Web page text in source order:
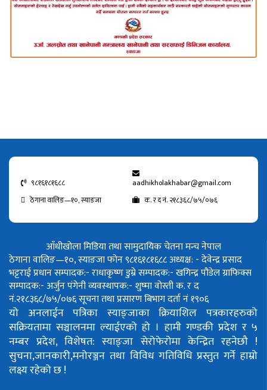
९८१६१८१६८८
aadhikholakhabar@gmail.com
ठेगाना वालिङ—१०, स्याङजा
क. र द नं. २१८३६८/७५/०७६
आँधीखोला मिडिया तथा सामुदायिक चेतना मन्च नेपाल
ठेगाना वालिङ—१०, स्याङजा फोन ९८१६१८१६८८अध्यक्ष: - देवेन्द्र प्रसाद
भट्टराईप्रधान सम्पादक:- राधाकृष्ण डुम्रेसम्पादक:- खगिन्द्र पौडेलग्राफिक्स
सम्पादक:- अर्जुन पंगेनीव्यवस्थापक:- शुष्मा वोस्तीक. र द
नं.२१८३६८/७५/०७६सूचना तथा प्रसारण बिभाग दर्ता नं १९०६
यो अनलाईन पत्रिका स्याङ्जाका क्रियाशिल पत्रकारहरुको
सक्रियतामा सञ्चालनमा ल्याईएको हो । हामी गण्डकी प्रदेश र ५
नम्बर प्रदेश, विशेषत: स्याङ्जा सेरोफेरोमा केन्द्रित रहनेछौ !
सुचना,जानकारी,मनोरञ्जन तथा विविध गतिविधि प्रस्तुत गर्ने हाम्रो
लक्ष्य रहेको छ !